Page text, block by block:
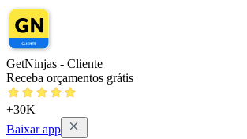
GetNinjas - Cliente
Receba orçamentos grátis
+30K
Baixar app